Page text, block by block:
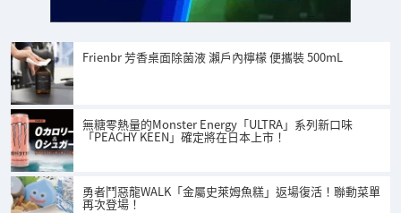
Frienbr 芳香桌面除菌液 瀨戶內檸檬 便攜裝 500mL
無糖零熱量的Monster Energy「ULTRA」系列新口味
「PEACHY KEEN」確定將在日本上市！
勇者鬥惡龍WALK「金屬史萊姆魚糕」返場復活！聯動菜單
再次登場！